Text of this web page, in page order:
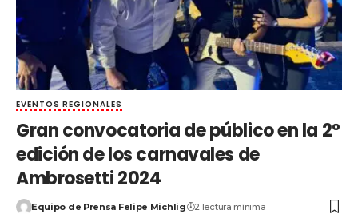
EVENTOS REGIONALES
Gran convocatoria de público en la 2°
edición de los carnavales de
Ambrosetti 2024
Equipo de Prensa Felipe Michlig 2 lectura mínima